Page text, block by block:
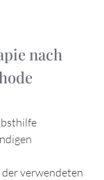
nach
verwendeten